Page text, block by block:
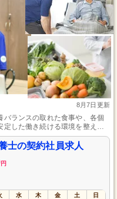
8月7日更新
バランスの取れた食事や、各個
定した働き続ける環境を整えて
士の契約社員求人
円
水 木 金 土 日